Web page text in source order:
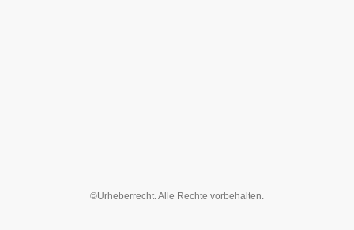
©Urheberrecht. Alle Rechte vorbehalten.